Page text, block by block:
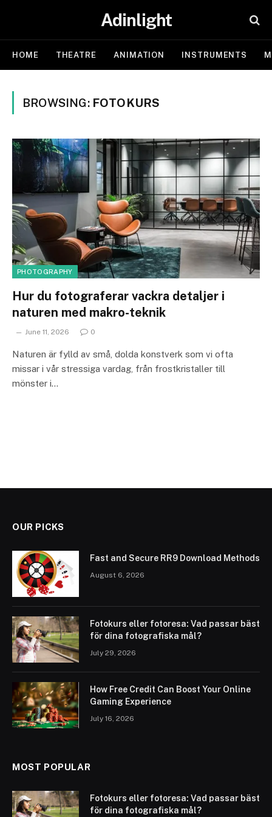
Adinlight
HOME THEATRE ANIMATION INSTRUMENTS
BROWSING: FOTOKURS
PHOTOGRAPHY
Hur du fotograferar vackra detaljer i
naturen med makro-teknik
June 11, 2026 0
Naturen är fylld av små, dolda konstverk som vi ofta
missar i vår stressiga vardag, från frostkristaller till
mönster i…
OUR PICKS
Fast and Secure RR9 Download Methods
August 6, 2026
Fotokurs eller fotoresa: Vad passar bäst
för dina fotografiska mål?
July 29, 2026
How Free Credit Can Boost Your Online
Gaming Experience
July 16, 2026
MOST POPULAR
Fotokurs eller fotoresa: Vad passar bäst
för dina fotografiska mål?